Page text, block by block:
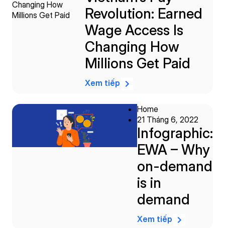
Revolution: Earned
Wage Access Is
Changing How
Millions Get Paid
Xem tiếp
Home
21 Tháng 6, 2022
Infographic:
EWA – Why
on-demand
is in
demand
Xem tiếp